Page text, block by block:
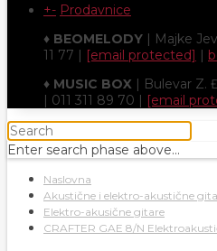
+- Prodavnice
♦ BEOMELODY | Majke
11 77 | [email protected] |
♦ MUSIC BOX | Bulevar Z.
| 011 311 89 70 | [email
Enter search phase above...
Naslovna
Akustične i elektro-akustične
Elektro-akusične gitare
CRAFTER GAE 8/N